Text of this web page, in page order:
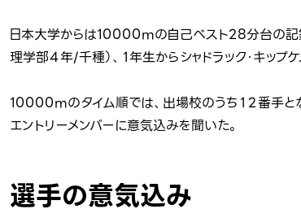
日本大学からは10000mの自己べスト28分台の記
理学部４年/千種）、１年生からシャドラック・キップ
10000mのタイム順では、出場校のうち１２番手と
エントリーメンバーに意気込みを聞いた。
選手の意気込み